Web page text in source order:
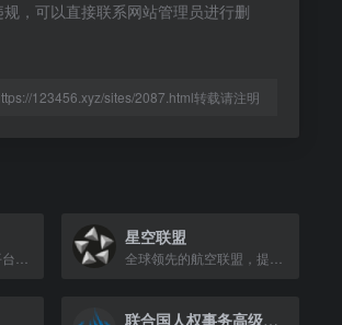
，可以直接联系网站管理员进行删
123456.xyz/sites/2087.html转载请注明
星空联盟
联合国人权事务高级专员办事处